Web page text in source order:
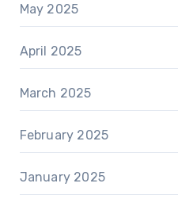
May 2025
April 2025
March 2025
February 2025
January 2025